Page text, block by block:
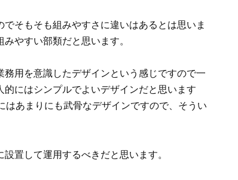
そもそも組みやすさに違いはあるとは思いま
やすい部類だと思います。
用を意識したデザインという感じですので一
にはシンプルでよいデザインだと思います
あまりにも武骨なデザインですので、そうい
置して運用するべきだと思います。